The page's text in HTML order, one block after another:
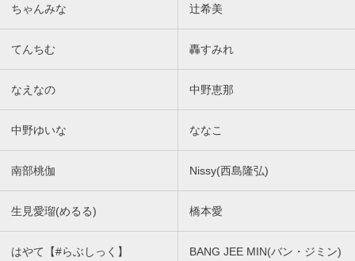
ちゃんみな 辻希美
てんちむ 轟すみれ
なえなの 中野恵那
中野ゆいな ななこ
南部桃伽 Nissy(西島隆弘)
生見愛瑠(めるる) 橋本愛
はやて【#らぶしっく】
BANG JEE MIN(バン・ジミン)